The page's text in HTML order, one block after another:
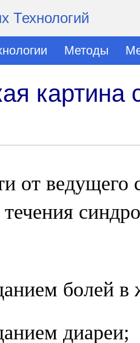
Технологий
Методы
от
болей
диареи;